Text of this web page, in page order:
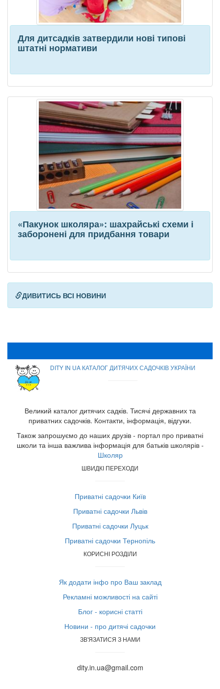
Для дитсадків затвердили нові типові
штатні нормативи
«Пакунок школяра»: шахрайські схеми і
заборонені для придбання товари
ДИВИТИСЬ ВСІ НОВИНИ
DITY IN UA КАТАЛОГ ДИТЯЧИХ САДОЧКІВ УКРАЇНИ
Великий каталог дитячих садків. Тисячі державних та
приватних садочків. Контакти, інформація, відгуки.
Також запрошуємо до наших друзів - портал про приватні
школи та інша важлива інформація для батьків школярів -
Школяр
ШВИДКІ ПЕРЕХОДИ
Приватні садочки Київ
Приватні садочки Львів
Приватні садочки Луцьк
Приватні садочки Тернопіль
КОРИСНІ РОЗДІЛИ
Як додати інфо про Ваш заклад
Рекламні можливості на сайті
Блог - корисні статті
Новини - про дитячі садочки
ЗВ'ЯЗАТИСЯ З НАМИ
dity.in.ua@gmail.com